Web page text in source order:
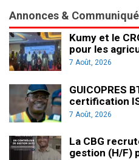
Annonces &
Kumy et le
pour les
7 Août, 2026
GUICOPRES
certification
7 Août, 2026
La CBG
gestion (H/F)